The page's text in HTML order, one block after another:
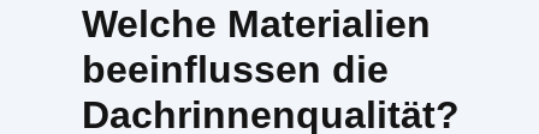
Welche Materialien
beeinflussen die
Dachrinnenqualität?